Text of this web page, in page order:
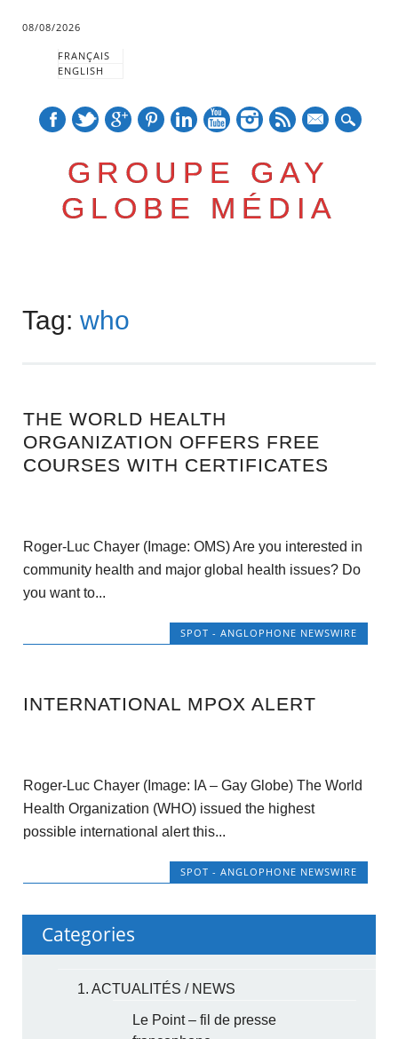
08/08/2026
FRANÇAIS
ENGLISH
GROUPE GAY
GLOBE MÉDIA
Main menu
content
Tag:who
THE WORLD HEALTH
ORGANIZATION OFFERS FREE
COURSES WITH CERTIFICATES
Roger-Luc Chayer (Image: OMS) Are you interested in
community health and major global health issues? Do
you want to...
SPOT - ANGLOPHONE NEWSWIRE
INTERNATIONAL MPOX ALERT
Roger-Luc Chayer (Image: IA – Gay Globe) The World
Health Organization (WHO) issued the highest
possible international alert this...
SPOT - ANGLOPHONE NEWSWIRE
Categories
1. ACTUALITÉS / NEWS
Le Point – fil de presse